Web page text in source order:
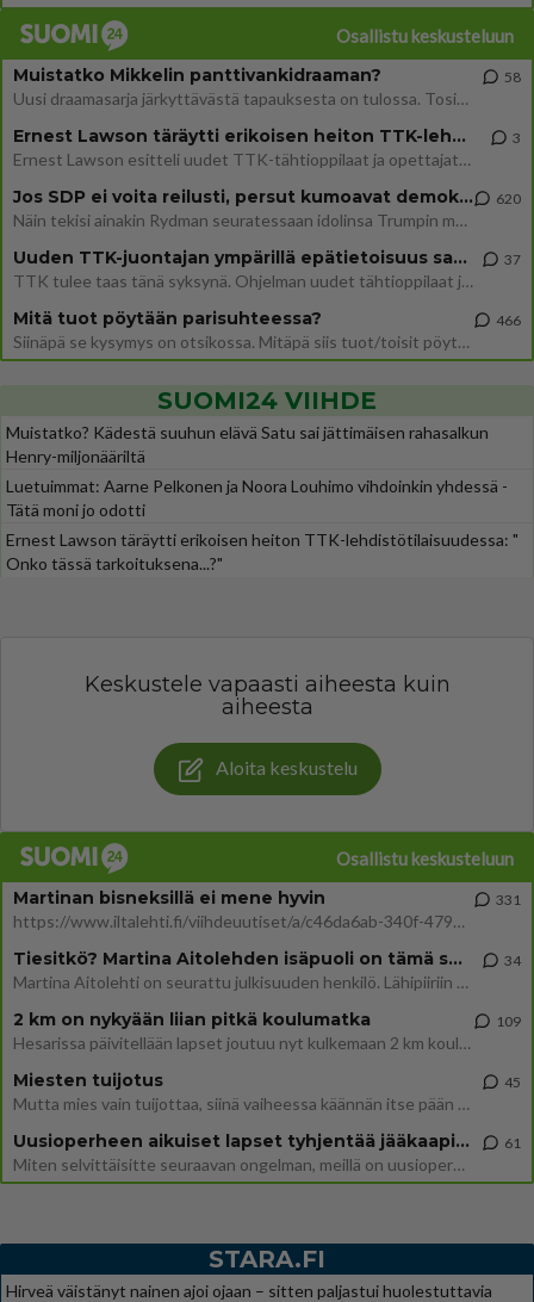
Osallistu keskusteluun
Muistatko Mikkelin panttivankidraaman?
Uusi draamasarja järkyttävästä tapauksesta on tulossa. Tositapahtumiin perustuva sarja ammentaa vuoden 1986 Mikkelin pan
58
Ernest Lawson täräytti erikoisen heiton TTK-lehdistötilaisuudessa: " Onko tässä tarkoituksena...?"
Ernest Lawson esitteli uudet TTK-tähtioppilaat ja opettajat torstaina 6.8. lehdistölle. Tulevalla kaudella on yksi hausk
3
Jos SDP ei voita reilusti, persut kumoavat demokratian Suomesta
Näin tekisi ainakin Rydman seuratessaan idolinsa Trumpin mallia https://www.is.fi/politiikka/art-2000012187244.html
620
Uuden TTK-juontajan ympärillä epätietoisuus sakenee - Nyt MTV hämmentää soppaa
TTK tulee taas tänä syksynä. Ohjelman uudet tähtioppilaat julkistetaan torstaina 6. elokuuta klo 14 alkavassa lehdistö
37
Mitä tuot pöytään parisuhteessa?
Siinäpä se kysymys on otsikossa. Mitäpä siis tuot/toisit pöytään parisuhteessa? Oletko mies vai nainen? Koetko sen mitä
466
SUOMI24 VIIHDE
Muistatko? Kädestä suuhun elävä Satu sai jättimäisen rahasalkun
Henry-miljonääriltä
Luetuimmat: Aarne Pelkonen ja Noora Louhimo vihdoinkin yhdessä -
Tätä moni jo odotti
Ernest Lawson täräytti erikoisen heiton TTK-lehdistötilaisuudessa: "
Onko tässä tarkoituksena...?"
Keskustele vapaasti aiheesta kuin
aiheesta
Aloita keskustelu
Osallistu keskusteluun
Martinan bisneksillä ei mene hyvin
https://www.iltalehti.fi/viihdeuutiset/a/c46da6ab-340f-4790-aaa7-0865eed2336 Yrityksen konkurssihakemus on tullut kärä
331
Tiesitkö? Martina Aitolehden isäpuoli on tämä suosittu laulaja
Martina Aitolehti on seurattu julkisuuden henkilö. Lähipiiriin mahtuu muitakin tunnettuja henkilöitä. Tiesitkö, että Ma
34
2 km on nykyään liian pitkä koulumatka
Hesarissa päivitellään lapset joutuu nyt kulkemaan 2 km kouluun jösses. Ruostefillarilla tuo matka menee vaikka miten äk
109
Miesten tuijotus
Mutta mies vain tuijottaa, siinä vaiheessa käännän itse pään pois. Mikä juttu? Yleensä jos joku tuijottaa tai katsoo, hä
45
Uusioperheen aikuiset lapset tyhjentää jääkaapin käydessään
Miten selvittäisitte seuraavan ongelman, meillä on uusioperhe, minulla teini-ikäiset lapset ja puolisolla aikuiset, jotk
61
STARA.FI
Hirveä väistänyt nainen ajoi ojaan – sitten paljastui huolestuttavia